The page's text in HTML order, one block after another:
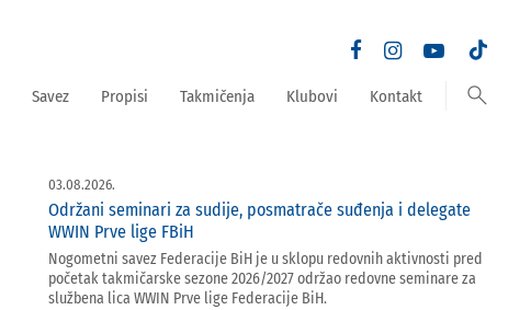
Savez Propisi Takmičenja Klubovi Kontakt search
03.08.2026.
Održani seminari za sudije, posmatrače suđenja i delegate
WWIN Prve lige FBiH
Nogometni savez Federacije BiH je u sklopu redovnih aktivnosti pred
početak takmičarske sezone 2026/2027 održao redovne seminare za
službena lica WWIN Prve lige Federacije BiH.